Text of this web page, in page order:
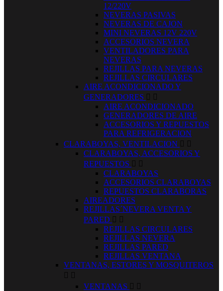
12/220V
NEVERAS PASIVAS
NEVERAS DE CAJON
MINI NEVERAS 12V 220V
ACCESORIOS NEVERA
VENTILADORES PARA
NEVERAS
REJILLAS PARA NEVERAS
REJILLAS CIRCULARES
AIRE ACONDICIONADO Y
GENERADORES  
AIRE ACONDICIONADO
GENERADORES DE AIRE
ACCESORIOS Y REPUESTOS
PARA REFRIGERACION
CLARABOYAS, VENTILACION  
CLARABOYAS, ACCESORIOS Y
REPUESTOS  
CLARABOYAS
ACCESORIOS CLARABOYAS
REPUESTOS CLARABORAS
AIREADORES
REJILLAS´NEVERA VENTA Y
PARED  
REJILLAS CIRCULARES
REJILLAS NEVERA
REJILLAS PARED
REJILLAS VENTANA
VENTANAS, ESTORES Y MOSQUITEROS
 
VENTANAS  